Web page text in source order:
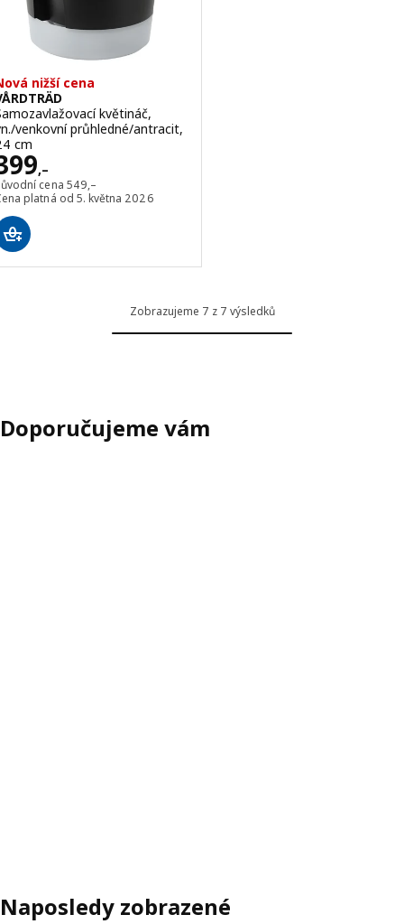
nižší cena
květináč,
venkovní průhledné/antracit,
cm
,– 399,–
cena 549,–
Původní cena 549,–
platná od 5. května 2026
Zobrazujeme 7 z 7 výsledků
Doporučujeme vám
Naposledy zobrazené